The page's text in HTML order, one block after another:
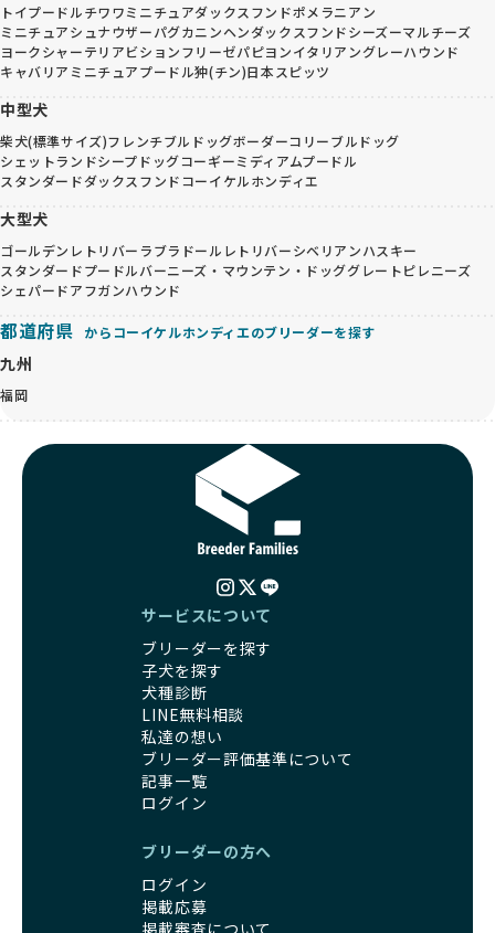
トイプードルチワワミニチュアダックスフンドポメラニアン
ミニチュアシュナウザーパグカニンヘンダックスフンドシーズーマルチーズ
ヨークシャーテリアビションフリーゼパピヨンイタリアングレーハウンド
キャバリア ミニチュアプードル狆(チン)日本スピッツ
中型犬
柴犬(標準サイズ)フレンチブルドッグボーダーコリーブルドッグ
シェットランドシープドッグコーギーミディアムプードル
スタンダードダックスフンドコーイケルホンディエ
大型犬
ゴールデンレトリバー ラブラドールレトリバーシベリアンハスキー
スタンダードプードルバーニーズ・マウンテン・ドッググレートピレニーズ
シェパードアフガンハウンド
都道府県 からコーイケルホンディエのブリーダーを探す
九州
福岡
サービスについて
ブリーダーを探す
子犬を探す
犬種診断
LINE無料相談
私達の想い
ブリーダー評価基準について
記事一覧
ログイン
ブリーダーの方へ
ログイン
掲載応募